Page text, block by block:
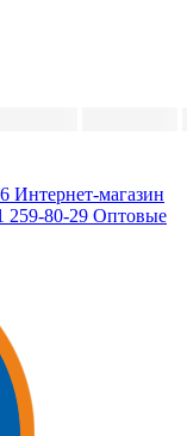
Интернет-магазин
259-80-29 Оптовые